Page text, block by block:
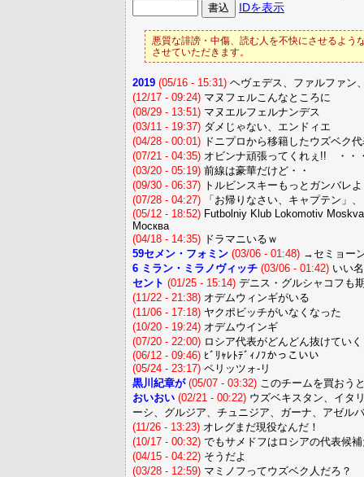
IDを表示
悪質な誹謗・中傷、読む人を不快にさせるよう
させていただきます。
2019 (05/16 - 15:31) ヘヴェデス、ファルファン
(12/17 - 09:24) マヌフェルこんなところに
(08/29 - 13:51) マヌエルフェルナンデス
(03/11 - 19:37) ダメじゃない、エンドィエ
(04/28 - 00:01) ドニプロから移籍したウズベク
(07/21 - 04:35) オビンナ頑張ってくれぇ!! ・・
(03/20 - 05:19) 前線は豪華だけど・・
(09/30 - 06:37) トルビンスキーもっとガンバレよ
(07/28 - 04:27) 「お帰りなさい、キャプテン」
(05/12 - 18:52) Futbolniy Klub Lokomotiv
Москва
(04/18 - 14:35) ドラマニいるｗ
59セメン・フォミン (03/06 - 01:48) →セミョー
6 ミラン・ミラノヴィッチ (03/06 - 01:42) いい
セント (01/25 - 15:14) デニス・グルシャコフも
(11/22 - 21:38) オデムウィンギがいる
(11/06 - 17:18) ヤクポビッチがいなくなった
(10/20 - 19:24) オデムウインギ
(07/20 - 22:00) ロシア代表がどんどん抜けていく
(06/12 - 09:46) ﾋﾞﾘｬﾚﾄﾃﾞｨﾉﾌかっこいい
(05/24 - 23:17) ペリッツォ-リ
黒川紀章が (05/07 - 03:32) このチームを買おう
おいおい (02/21 - 00:22) ウズベキスタン、イタ
ーシ、グルジア、チュニジア、ガーナ、アゼ
(11/26 - 13:23) オレグまだ現役なんだ！
(10/17 - 00:32) でもサメドフはロシアの代表候
(04/15 - 04:22) そうだよ
(03/28 - 12:59) マミノフってウズベク人だろ？